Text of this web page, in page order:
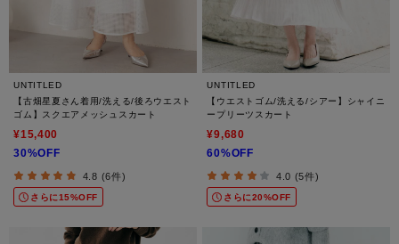
UNTITLED
【古畑星夏さん着用/洗える/後ろウエスト
ゴム】スクエアメッシュスカート
¥15,400
30%OFF
4.8 (6件)
さらに15%OFF
UNTITLED
【ウエストゴム/洗える/シアー】シャイニ
ープリーツスカート
¥9,680
60%OFF
4.0 (5件)
さらに20%OFF